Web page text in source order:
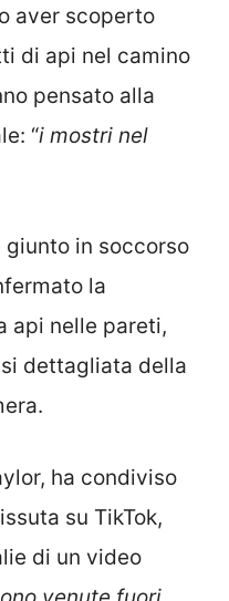
aver scoperto
di api nel camino
pensato alla
“i mostri nel
in soccorso
la
api nelle pareti,
dettagliata della
ha condiviso
su TikTok,
di un video